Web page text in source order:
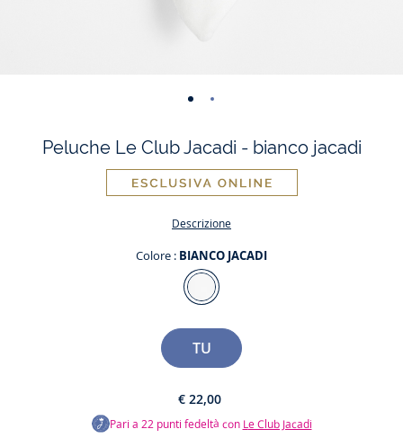
-
01 02
Peluche Le Club Jacadi - bianco jacadi
Descrizione
Colore : BIANCO JACADI
Colore
BIANCO
JACADI
TU
€ 22,00
Pari a 22punti fedeltà con Le Club Jacadi
Composizione :